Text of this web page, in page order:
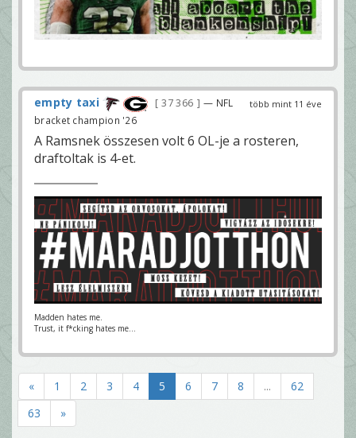
több mint 11 éve
empty taxi 37 366
— NFL
bracket champion '26
A Ramsnek összesen volt 6 OL-je a rosteren,
draftoltak is 4-et.
Madden hates me.
Trust, it f*cking hates me...
« 1 2 3 4 5 6 7 8 ...
62
63
»